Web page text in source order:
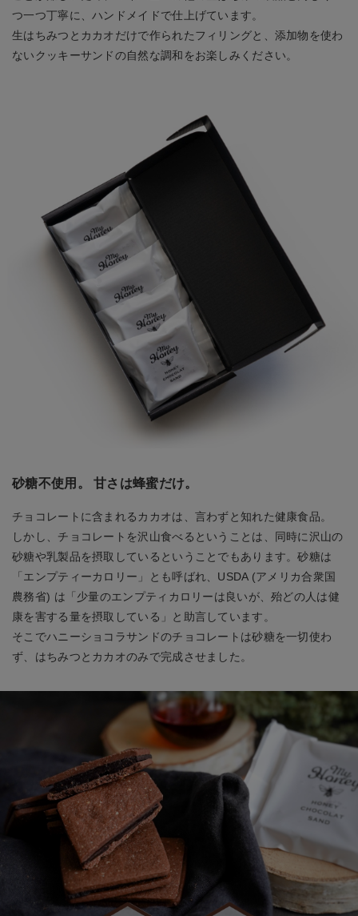
つ一つ丁寧に、ハンドメイドで仕上げています。
生はちみつとカカオだけで作られたフィリングと、添加物を使わ
ないクッキーサンドの自然な調和をお楽しみください。
砂糖不使用。 甘さは蜂蜜だけ。
チョコレートに含まれるカカオは、言わずと知れた健康食品。
しかし、チョコレートを沢山食べるということは、同時に沢山の
砂糖や乳製品を摂取しているということでもあります。砂糖は
「エンプティーカロリー」とも呼ばれ、USDA (アメリカ合衆国
農務省) は「少量のエンプティカロリーは良いが、殆どの人は健
康を害する量を摂取している」と助言しています。
そこでハニーショコラサンドのチョコレートは砂糖を一切使わ
ず、はちみつとカカオのみで完成させました。